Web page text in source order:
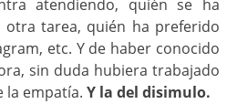
atendiendo, quién se ha
tarea, quién ha preferido
etc. Y de haber conocido
sin duda hubiera trabajado
la empatía. Y la del disimulo.